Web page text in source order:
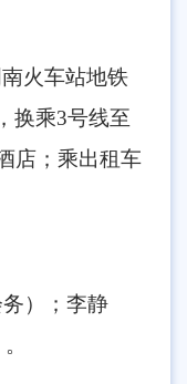
火车站地铁
换乘3号线至
店；乘出租车
）；李静